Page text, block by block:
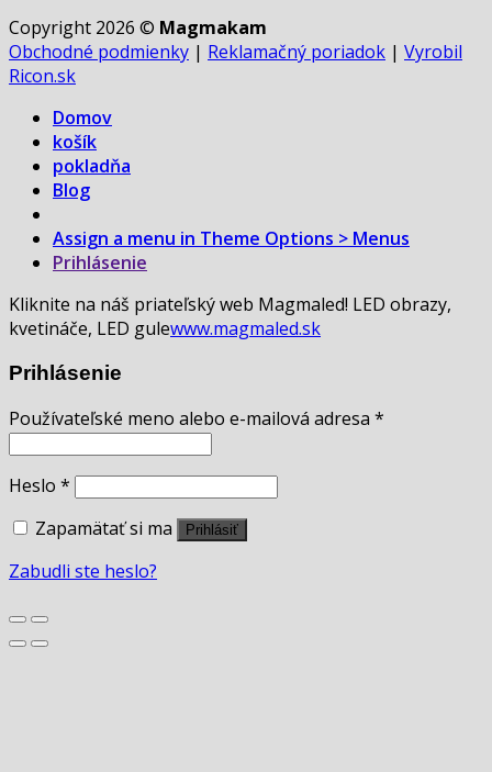
Copyright 2026 © Magmakam
Obchodné podmienky | Reklamačný poriadok | Vyrobil
Ricon.sk
Domov
košík
pokladňa
Blog
Assign a menu in Theme Options > Menus
Prihlásenie
Kliknite na náš priateľský web Magmaled! LED obrazy,
kvetináče, LED gulewww.magmaled.sk
Prihlásenie
Používateľské meno alebo e-mailová adresa *
Heslo *
Zapamätať si ma
Prihlásiť
Zabudli ste heslo?